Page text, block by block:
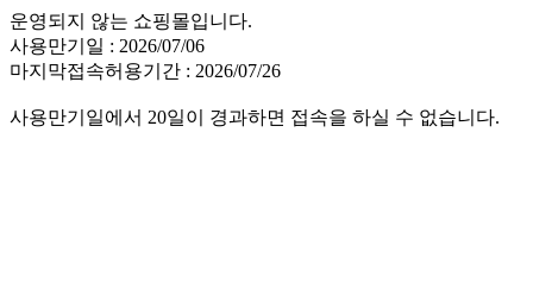
운영되지 않는 쇼핑몰입니다.
사용만기일 : 2026/07/06
마지막접속허용기간 : 2026/07/26
사용만기일에서 20일이 경과하면 접속을 하실 수 없습니다.